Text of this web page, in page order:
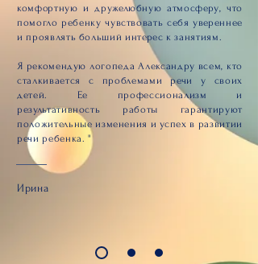
комфортную и дружелюбную атмосферу, что
помогло ребенку чувствовать себя увереннее
и проявлять больший интерес к занятиям.
Я рекомендую логопеда Александру всем, кто
сталкивается с проблемами речи у своих
детей. Ее профессионализм и
результативность работы гарантируют
положительные изменения и успех в развитии
речи ребенка. "
Ирина